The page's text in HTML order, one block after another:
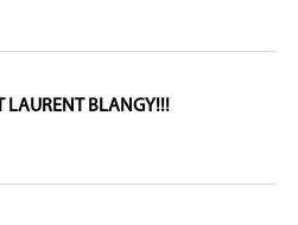
LAURENT BLANGY!!!